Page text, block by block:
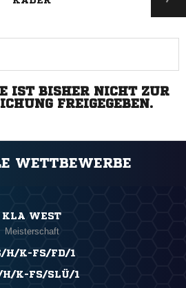
IST BISHER NICHT ZUR
FREIGEGEBEN.
WETTBEWERBE
KLA WEST
Meisterschaft
H/K-FS/FD/1
H/K-FS/SLÜ/1